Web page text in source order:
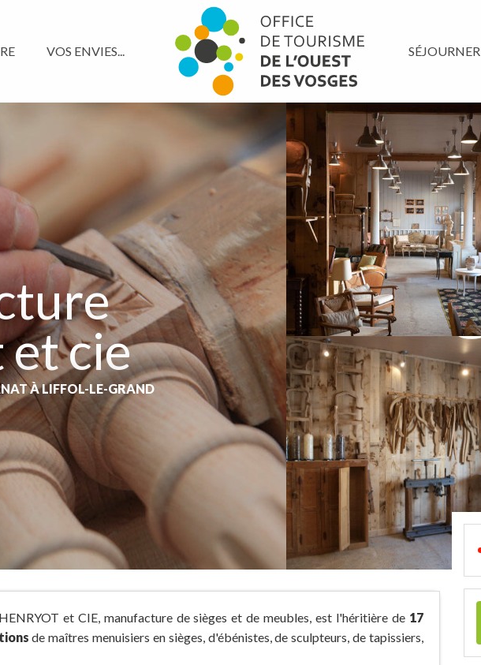
VOS ENVIES... SÉJOURNER
cie
À LIFFOL-LE-GRAND
et CIE, manufacture de sièges et de meubles, est l'héritière de 17
de maîtres menuisiers en sièges, d'ébénistes, de sculpteurs, de tapissiers,